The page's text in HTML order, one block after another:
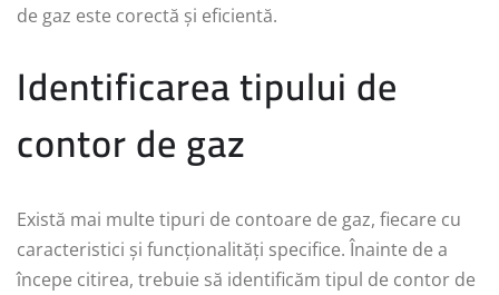
de gaz este corectă și eficientă.
Identificarea tipului de
contor de gaz
Există mai multe tipuri de contoare de gaz, fiecare cu
caracteristici și funcționalități specifice. Înainte de a
începe citirea, trebuie să identificăm tipul de contor de